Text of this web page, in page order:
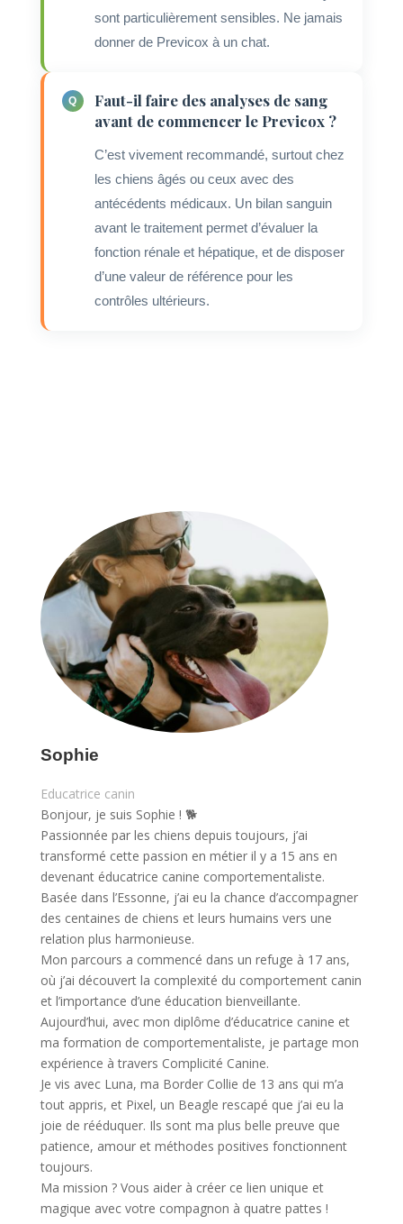
sont particulièrement sensibles. Ne jamais
donner de Previcox à un chat.
Faut-il faire des analyses de sang
avant de commencer le Previcox ?
C’est vivement recommandé, surtout chez
les chiens âgés ou ceux avec des
antécédents médicaux. Un bilan sanguin
avant le traitement permet d’évaluer la
fonction rénale et hépatique, et de disposer
d’une valeur de référence pour les
contrôles ultérieurs.
Sophie
Educatrice canin
Bonjour, je suis Sophie ! 🐕
Passionnée par les chiens depuis toujours, j’ai
transformé cette passion en métier il y a 15 ans en
devenant éducatrice canine comportementaliste.
Basée dans l’Essonne, j’ai eu la chance d’accompagner
des centaines de chiens et leurs humains vers une
relation plus harmonieuse.
Mon parcours a commencé dans un refuge à 17 ans,
où j’ai découvert la complexité du comportement canin
et l’importance d’une éducation bienveillante.
Aujourd’hui, avec mon diplôme d’éducatrice canine et
ma formation de comportementaliste, je partage mon
expérience à travers Complicité Canine.
Je vis avec Luna, ma Border Collie de 13 ans qui m’a
tout appris, et Pixel, un Beagle rescapé que j’ai eu la
joie de rééduquer. Ils sont ma plus belle preuve que
patience, amour et méthodes positives fonctionnent
toujours.
Ma mission ? Vous aider à créer ce lien unique et
magique avec votre compagnon à quatre pattes !